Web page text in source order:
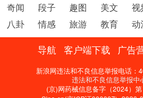
奇闻 段子 趣图 美文 视
八卦
情感 旅游 教育 动
导航 客户端下载 广告
新浪网违法和不良信息举报电话：
违法和不良信息举报中
(京)网药械信息备字（2024）